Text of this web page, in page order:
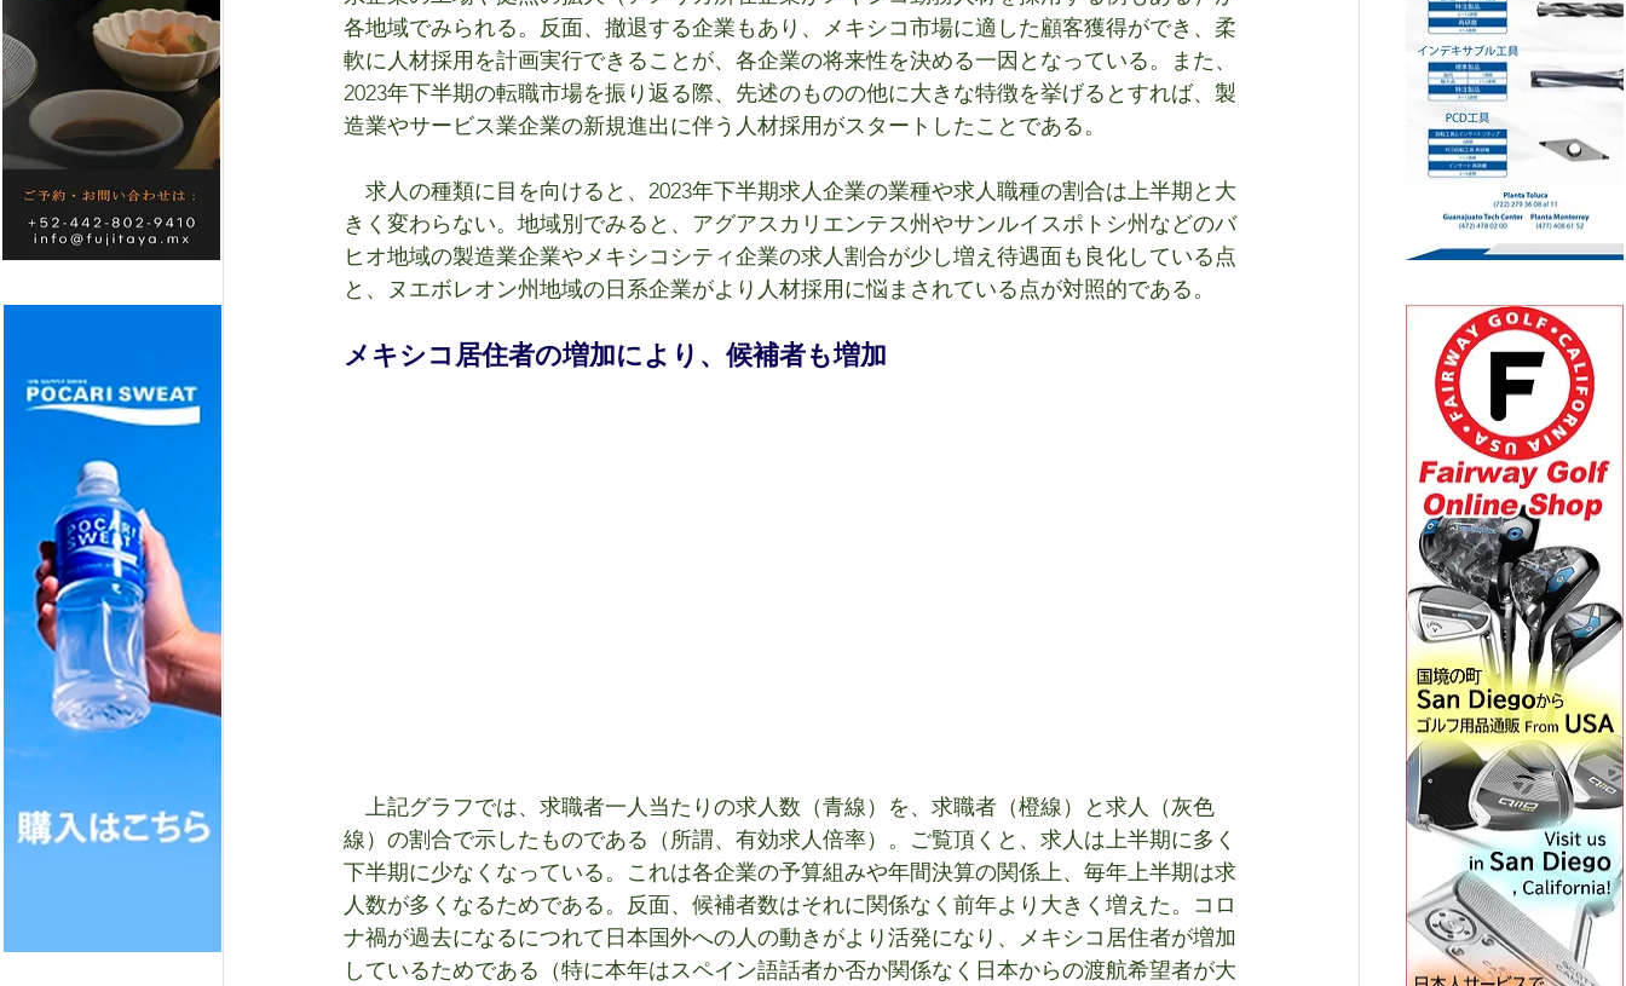
各地域でみられる。反面、撤退する企業もあり、メキシコ市場に適した顧客獲得ができ、柔
軟に人材採用を計画実行できることが、各企業の将来性を決める一因となっている。また、
2023年下半期の転職市場を振り返る際、先述のものの他に大きな特徴を挙げるとすれば、製
造業やサービス業企業の新規進出に伴う人材採用がスタートしたことである。
求人の種類に目を向けると、2023年下半期求人企業の業種や求人職種の割合は上半期と大
きく変わらない。地域別でみると、アグアスカリエンテス州やサンルイスポトシ州などのバ
ヒオ地域の製造業企業やメキシコシティ企業の求人割合が少し増え待遇面も良化している点
と、ヌエボレオン州地域の日系企業がより人材採用に悩まされている点が対照的である。
メキシコ居住者の増加により、候補者も増加
上記グラフでは、求職者一人当たりの求人数（青線）を、求職者（橙線）と求人（灰色
線）の割合で示したものである（所謂、有効求人倍率）。ご覧頂くと、求人は上半期に多く
下半期に少なくなっている。これは各企業の予算組みや年間決算の関係上、毎年上半期は求
人数が多くなるためである。反面、候補者数はそれに関係なく前年より大きく増えた。コロ
ナ禍が過去になるにつれて日本国外への人の動きがより活発になり、メキシコ居住者が増加
しているためである（特に本年はスペイン語話者か否か関係なく日本からの渡航希望者が大